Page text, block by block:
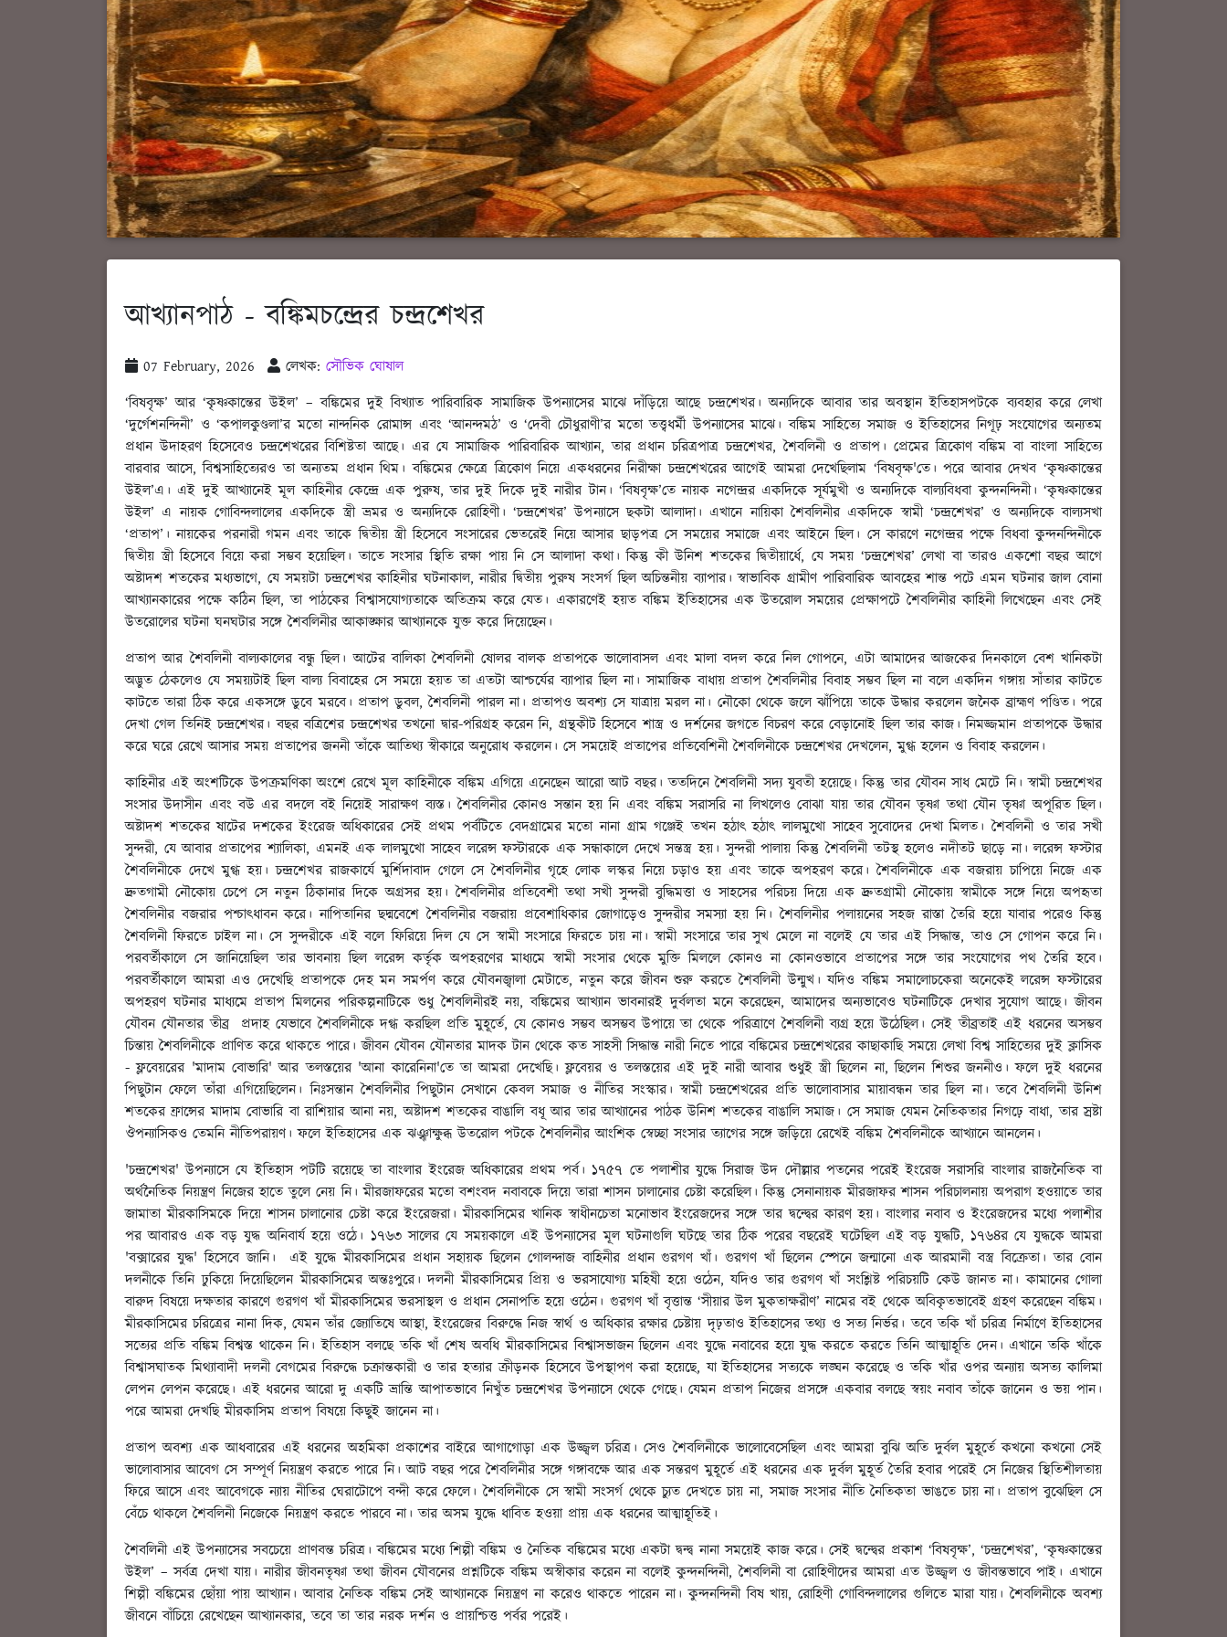
আখ্যানপাঠ - বঙ্কিমচন্দ্রের চন্দ্রশেখর
07 February, 2026 লেখক: সৌভিক ঘোষাল
‘বিষবৃক্ষ’ আর ‘কৃষ্ণকান্তের উইল’ – বঙ্কিমের দুই বিখ্যাত পারিবারিক সামাজিক উপন্যাসের মাঝে দাঁড়িয়ে আছে চন্দ্রশেখর। অন্যদিকে আবার তার অবস্থান ইতিহাসপটকে ব্যবহার করে লেখা
‘দুর্গেশনন্দিনী’ ও ‘কপালকুণ্ডলা’র মতো নান্দনিক রোমান্স এবং ‘আনন্দমঠ’ ও ‘দেবী চৌধুরাণী’র মতো তত্ত্বধর্মী উপন্যাসের মাঝে। বঙ্কিম সাহিত্যে সমাজ ও ইতিহাসের নিগূঢ় সংযোগের অন্যতম
প্রধান উদাহরণ হিসেবেও চন্দ্রশেখরের বিশিষ্টতা আছে। এর যে সামাজিক পারিবারিক আখ্যান, তার প্রধান চরিত্রপাত্র চন্দ্রশেখর, শৈবলিনী ও প্রতাপ। প্রেমের ত্রিকোণ বঙ্কিম বা বাংলা সাহিত্যে
বারবার আসে, বিশ্বসাহিত্যেরও তা অন্যতম প্রধান থিম। বঙ্কিমের ক্ষেত্রে ত্রিকোণ নিয়ে একধরনের নিরীক্ষা চন্দ্রশেখরের আগেই আমরা দেখেছিলাম ‘বিষবৃক্ষ'তে। পরে আবার দেখব ‘কৃষ্ণকান্তের
উইল’এ। এই দুই আখ্যানেই মূল কাহিনীর কেন্দ্রে এক পুরুষ, তার দুই দিকে দুই নারীর টান। ‘বিষবৃক্ষ’তে নায়ক নগেন্দ্রর একদিকে সূর্যমুখী ও অন্যদিকে বাল্যবিধবা কুন্দনন্দিনী। ‘কৃষ্ণকান্তের
উইল’ এ নায়ক গোবিন্দলালের একদিকে স্ত্রী ভ্রমর ও অন্যদিকে রোহিণী। ‘চন্দ্রশেখর’ উপন্যাসে ছকটা আলাদা। এখানে নায়িকা শৈবলিনীর একদিকে স্বামী ‘চন্দ্রশেখর’ ও অন্যদিকে বাল্যসখা
‘প্রতাপ’। নায়কের পরনারী গমন এবং তাকে দ্বিতীয় স্ত্রী হিসেবে সংসারের ভেতরেই নিয়ে আসার ছাড়পত্র সে সময়ের সমাজে এবং আইনে ছিল। সে কারণে নগেন্দ্রর পক্ষে বিধবা কুন্দনন্দিনীকে
দ্বিতীয় স্ত্রী হিসেবে বিয়ে করা সম্ভব হয়েছিল। তাতে সংসার স্থিতি রক্ষা পায় নি সে আলাদা কথা। কিন্তু কী উনিশ শতকের দ্বিতীয়ার্ধে, যে সময় ‘চন্দ্রশেখর’ লেখা বা তারও একশো বছর আগে
অষ্টাদশ শতকের মধ্যভাগে, যে সময়টা চন্দ্রশেখর কাহিনীর ঘটনাকাল, নারীর দ্বিতীয় পুরুষ সংসর্গ ছিল অচিন্তনীয় ব্যাপার। স্বাভাবিক গ্রামীণ পারিবারিক আবহের শান্ত পটে এমন ঘটনার জাল বোনা
আখ্যানকারের পক্ষে কঠিন ছিল, তা পাঠকের বিশ্বাসযোগ্যতাকে অতিক্রম করে যেত। একারণেই হয়ত বঙ্কিম ইতিহাসের এক উতরোল সময়ের প্রেক্ষাপটে শৈবলিনীর কাহিনী লিখেছেন এবং সেই
উতরোলের ঘটনা ঘনঘটার সঙ্গে শৈবলিনীর আকাঙ্ক্ষার আখ্যানকে যুক্ত করে দিয়েছেন।
প্রতাপ আর শৈবলিনী বাল্যকালের বন্ধু ছিল। আটের বালিকা শৈবলিনী ষোলর বালক প্রতাপকে ভালোবাসল এবং মালা বদল করে নিল গোপনে, এটা আমাদের আজকের দিনকালে বেশ খানিকটা
অদ্ভুত ঠেকলেও যে সময়্যটাই ছিল বাল্য বিবাহের সে সময়ে হয়ত তা এতটা আশ্চর্যের ব্যাপার ছিল না। সামাজিক বাধায় প্রতাপ শৈবলিনীর বিবাহ সম্ভব ছিল না বলে একদিন গঙ্গায় সাঁতার কাটতে
কাটতে তারা ঠিক করে একসঙ্গে ডুবে মরবে। প্রতাপ ডুবল, শৈবলিনী পারল না। প্রতাপও অবশ্য সে যাত্রায় মরল না। নৌকো থেকে জলে ঝাঁপিয়ে তাকে উদ্ধার করলেন জনৈক ব্রাহ্মণ পণ্ডিত। পরে
দেখা গেল তিনিই চন্দ্রশেখর। বছর বত্রিশের চন্দ্রশেখর তখনো দ্বার-পরিগ্রহ করেন নি, গ্রন্থকীট হিসেবে শাস্ত্র ও দর্শনের জগতে বিচরণ করে বেড়ানোই ছিল তার কাজ। নিমজ্জমান প্রতাপকে উদ্ধার
করে ঘরে রেখে আসার সময় প্রতাপের জননী তাঁকে আতিথ্য স্বীকারে অনুরোধ করলেন। সে সময়েই প্রতাপের প্রতিবেশিনী শৈবলিনীকে চন্দ্রশেখর দেখলেন, মুগ্ধ হলেন ও বিবাহ করলেন।
কাহিনীর এই অংশটিকে উপক্রমণিকা অংশে রেখে মূল কাহিনীকে বঙ্কিম এগিয়ে এনেছেন আরো আট বছর। ততদিনে শৈবলিনী সদ্য যুবতী হয়েছে। কিন্তু তার যৌবন সাধ মেটে নি। স্বামী চন্দ্রশেখর
সংসার উদাসীন এবং বউ এর বদলে বই নিয়েই সারাক্ষণ ব্যস্ত। শৈবলিনীর কোনও সন্তান হয় নি এবং বঙ্কিম সরাসরি না লিখলেও বোঝা যায় তার যৌবন তৃষ্ণা তথা যৌন তৃষ্ণা অপূরিত ছিল।
অষ্টাদশ শতকের ষাটের দশকের ইংরেজ অধিকারের সেই প্রথম পর্বটিতে বেদগ্রামের মতো নানা গ্রাম গঞ্জেই তখন হঠাৎ হঠাৎ লালমুখো সাহেব সুবোদের দেখা মিলত। শৈবলিনী ও তার সখী
সুন্দরী, যে আবার প্রতাপের শ্যালিকা, এমনই এক লালমুখো সাহেব লরেন্স ফস্টারকে এক সন্ধাকালে দেখে সন্তস্ত্র হয়। সুন্দরী পালায় কিন্তু শৈবলিনী তটস্থ হলেও নদীতট ছাড়ে না। লরেন্স ফস্টার
শৈবলিনীকে দেখে মুগ্ধ হয়। চন্দ্রশেখর রাজকার্যে মুর্শিদাবাদ গেলে সে শৈবলিনীর গৃহে লোক লস্কর নিয়ে চড়াও হয় এবং তাকে অপহরণ করে। শৈবলিনীকে এক বজরায় চাপিয়ে নিজে এক
দ্রুতগামী নৌকোয় চেপে সে নতুন ঠিকানার দিকে অগ্রসর হয়। শৈবলিনীর প্রতিবেশী তথা সখী সুন্দরী বুদ্ধিমত্তা ও সাহসের পরিচয় দিয়ে এক দ্রুতগ্রামী নৌকোয় স্বামীকে সঙ্গে নিয়ে অপহৃতা
শৈবলিনীর বজরার পশ্চাৎধাবন করে। নাপিতানির ছদ্মবেশে শৈবলিনীর বজরায় প্রবেশাধিকার জোগাড়েও সুন্দরীর সমস্যা হয় নি। শৈবলিনীর পলায়নের সহজ রাস্তা তৈরি হয়ে যাবার পরেও কিন্তু
শৈবলিনী ফিরতে চাইল না। সে সুন্দরীকে এই বলে ফিরিয়ে দিল যে সে স্বামী সংসারে ফিরতে চায় না। স্বামী সংসারে তার সুখ মেলে না বলেই যে তার এই সিদ্ধান্ত, তাও সে গোপন করে নি।
পরবর্তীকালে সে জানিয়েছিল তার ভাবনায় ছিল লরেন্স কর্তৃক অপহরণের মাধ্যমে স্বামী সংসার থেকে মুক্তি মিললে কোনও না কোনওভাবে প্রতাপের সঙ্গে তার সংযোগের পথ তৈরি হবে।
পরবর্তীকালে আমরা এও দেখেছি প্রতাপকে দেহ মন সমর্পণ করে যৌবনজ্বালা মেটাতে, নতুন করে জীবন শুরু করতে শৈবলিনী উন্মুখ। যদিও বঙ্কিম সমালোচকেরা অনেকেই লরেন্স ফস্টারের
অপহরণ ঘটনার মাধ্যমে প্রতাপ মিলনের পরিকল্পনাটিকে শুধু শৈবলিনীরই নয়, বঙ্কিমের আখ্যান ভাবনারই দুর্বলতা মনে করেছেন, আমাদের অন্যভাবেও ঘটনাটিকে দেখার সুযোগ আছে। জীবন
যৌবন যৌনতার তীব্র প্রদাহ যেভাবে শৈবলিনীকে দগ্ধ করছিল প্রতি মুহূর্তে, যে কোনও সম্ভব অসম্ভব উপায়ে তা থেকে পরিত্রাণে শৈবলিনী ব্যগ্র হয়ে উঠেছিল। সেই তীব্রতাই এই ধরনের অসম্ভব
চিন্তায় শৈবলিনীকে প্রাণিত করে থাকতে পারে। জীবন যৌবন যৌনতার মাদক টান থেকে কত সাহসী সিদ্ধান্ত নারী নিতে পারে বঙ্কিমের চন্দ্রশেখরের কাছাকাছি সময়ে লেখা বিশ্ব সাহিত্যের দুই ক্লাসিক
- ফ্লবেয়রের 'মাদাম বোভারি' আর তলস্তয়ের 'আনা কারেনিনা'তে তা আমরা দেখেছি। ফ্লবেয়র ও তলস্তয়ের এই দুই নারী আবার শুধুই স্ত্রী ছিলেন না, ছিলেন শিশুর জননীও। ফলে দুই ধরনের
পিছুটান ফেলে তাঁরা এগিয়েছিলেন। নিঃসন্তান শৈবলিনীর পিছুটান সেখানে কেবল সমাজ ও নীতির সংস্কার। স্বামী চন্দ্রশেখরের প্রতি ভালোবাসার মায়াবন্ধন তার ছিল না। তবে শৈবলিনী উনিশ
শতকের ফ্রান্সের মাদাম বোভারি বা রাশিয়ার আনা নয়, অষ্টাদশ শতকের বাঙালি বধূ আর তার আখ্যানের পাঠক উনিশ শতকের বাঙালি সমাজ। সে সমাজ যেমন নৈতিকতার নিগঢ়ে বাধা, তার স্রষ্টা
ঔপন্যাসিকও তেমনি নীতিপরায়ণ। ফলে ইতিহাসের এক ঝঞ্ঝাক্ষুব্ধ উতরোল পটকে শৈবলিনীর আংশিক স্বেচ্ছা সংসার ত্যাগের সঙ্গে জড়িয়ে রেখেই বঙ্কিম শৈবলিনীকে আখ্যানে আনলেন।
'চন্দ্রশেখর' উপন্যাসে যে ইতিহাস পটটি রয়েছে তা বাংলার ইংরেজ অধিকারের প্রথম পর্ব। ১৭৫৭ তে পলাশীর যুদ্ধে সিরাজ উদ দৌল্লার পতনের পরেই ইংরেজ সরাসরি বাংলার রাজনৈতিক বা
অর্থনৈতিক নিয়ন্ত্রণ নিজের হাতে তুলে নেয় নি। মীরজাফরের মতো বশংবদ নবাবকে দিয়ে তারা শাসন চালানোর চেষ্টা করেছিল। কিন্তু সেনানায়ক মীরজাফর শাসন পরিচালনায় অপরাগ হওয়াতে তার
জামাতা মীরকাসিমকে দিয়ে শাসন চালানোর চেষ্টা করে ইংরেজরা। মীরকাসিমের খানিক স্বাধীনচেতা মনোভাব ইংরেজদের সঙ্গে তার দ্বন্দ্বের কারণ হয়। বাংলার নবাব ও ইংরেজদের মধ্যে পলাশীর
পর আবারও এক বড় যুদ্ধ অনিবার্য হয়ে ওঠে। ১৭৬৩ সালের যে সময়কালে এই উপন্যাসের মূল ঘটনাগুলি ঘটছে তার ঠিক পরের বছরেই ঘটেছিল এই বড় যুদ্ধটি, ১৭৬৪র যে যুদ্ধকে আমরা
'বক্সারের যুদ্ধ' হিসেবে জানি। এই যুদ্ধে মীরকাসিমের প্রধান সহায়ক ছিলেন গোলন্দাজ বাহিনীর প্রধান গুরগণ খাঁ। গুরগণ খাঁ ছিলেন স্পেনে জন্মানো এক আরমানী বস্ত্র বিক্রেতা। তার বোন
দলনীকে তিনি ঢুকিয়ে দিয়েছিলেন মীরকাসিমের অন্তঃপুরে। দলনী মীরকাসিমের প্রিয় ও ভরসাযোগ্য মহিষী হয়ে ওঠেন, যদিও তার গুরগণ খাঁ সংশ্লিষ্ট পরিচয়টি কেউ জানত না। কামানের গোলা
বারুদ বিষয়ে দক্ষতার কারণে গুরগণ খাঁ মীরকাসিমের ভরসাস্থল ও প্রধান সেনাপতি হয়ে ওঠেন। গুরগণ খাঁ বৃত্তান্ত ‘সীয়ার উল মুকতাক্ষরীণ’ নামের বই থেকে অবিকৃতভাবেই গ্রহণ করেছেন বঙ্কিম।
মীরকাসিমের চরিত্রের নানা দিক, যেমন তাঁর জ্যোতিষে আস্থা, ইংরেজের বিরুদ্ধে নিজ স্বার্থ ও অধিকার রক্ষার চেষ্টায় দৃঢ়তাও ইতিহাসের তথ্য ও সত্য নির্ভর। তবে তকি খাঁ চরিত্র নির্মাণে ইতিহাসের
সত্যের প্রতি বঙ্কিম বিশ্বস্ত থাকেন নি। ইতিহাস বলছে তকি খাঁ শেষ অবধি মীরকাসিমের বিশ্বাসভাজন ছিলেন এবং যুদ্ধে নবাবের হয়ে যুদ্ধ করতে করতে তিনি আত্মাহূতি দেন। এখানে তকি খাঁকে
বিশ্বাসঘাতক মিথ্যাবাদী দলনী বেগমের বিরুদ্ধে চক্রান্তকারী ও তার হত্যার ক্রীড়নক হিসেবে উপস্থাপণ করা হয়েছে, যা ইতিহাসের সত্যকে লঙ্ঘন করেছে ও তকি খাঁর ওপর অন্যায় অসত্য কালিমা
লেপন লেপন করেছে। এই ধরনের আরো দু একটি ভ্রান্তি আপাতভাবে নিখুঁত চন্দ্রশেখর উপন্যাসে থেকে গেছে। যেমন প্রতাপ নিজের প্রসঙ্গে একবার বলছে স্বয়ং নবাব তাঁকে জানেন ও ভয় পান।
পরে আমরা দেখছি মীরকাসিম প্রতাপ বিষয়ে কিছুই জানেন না।
প্রতাপ অবশ্য এক আধবারের এই ধরনের অহমিকা প্রকাশের বাইরে আগাগোড়া এক উজ্জ্বল চরিত্র। সেও শৈবলিনীকে ভালোবেসেছিল এবং আমরা বুঝি অতি দুর্বল মুহূর্তে কখনো কখনো সেই
ভালোবাসার আবেগ সে সম্পূর্ণ নিয়ন্ত্রণ করতে পারে নি। আট বছর পরে শৈবলিনীর সঙ্গে গঙ্গাবক্ষে আর এক সন্তরণ মুহূর্তে এই ধরনের এক দুর্বল মুহূর্ত তৈরি হবার পরেই সে নিজের স্থিতিশীলতায়
ফিরে আসে এবং আবেগকে ন্যায় নীতির ঘেরাটোপে বন্দী করে ফেলে। শৈবলিনীকে সে স্বামী সংসর্গ থেকে চ্যুত দেখতে চায় না, সমাজ সংসার নীতি নৈতিকতা ভাঙতে চায় না। প্রতাপ বুঝেছিল সে
বেঁচে থাকলে শৈবলিনী নিজেকে নিয়ন্ত্রণ করতে পারবে না। তার অসম যুদ্ধে ধাবিত হওয়া প্রায় এক ধরনের আত্মাহূতিই।
শৈবলিনী এই উপন্যাসের সবচেয়ে প্রাণবন্ত চরিত্র। বঙ্কিমের মধ্যে শিল্পী বঙ্কিম ও নৈতিক বঙ্কিমের মধ্যে একটা দ্বন্দ্ব নানা সময়েই কাজ করে। সেই দ্বন্দ্বের প্রকাশ ‘বিষবৃক্ষ’, ‘চন্দ্রশেখর’, ‘কৃষ্ণকান্তের
উইল’ – সর্বত্র দেখা যায়। নারীর জীবনতৃষ্ণা তথা জীবন যৌবনের প্রশ্নটিকে বঙ্কিম অস্বীকার করেন না বলেই কুন্দনন্দিনী, শৈবলিনী বা রোহিণীদের আমরা এত উজ্জ্বল ও জীবন্তভাবে পাই। এখানে
শিল্পী বঙ্কিমের ছোঁয়া পায় আখ্যান। আবার নৈতিক বঙ্কিম সেই আখ্যানকে নিয়ন্ত্রণ না করেও থাকতে পারেন না। কুন্দনন্দিনী বিষ খায়, রোহিণী গোবিন্দলালের গুলিতে মারা যায়। শৈবলিনীকে অবশ্য
জীবনে বাঁচিয়ে রেখেছেন আখ্যানকার, তবে তা তার নরক দর্শন ও প্রায়শ্চিত্ত পর্বর পরেই।